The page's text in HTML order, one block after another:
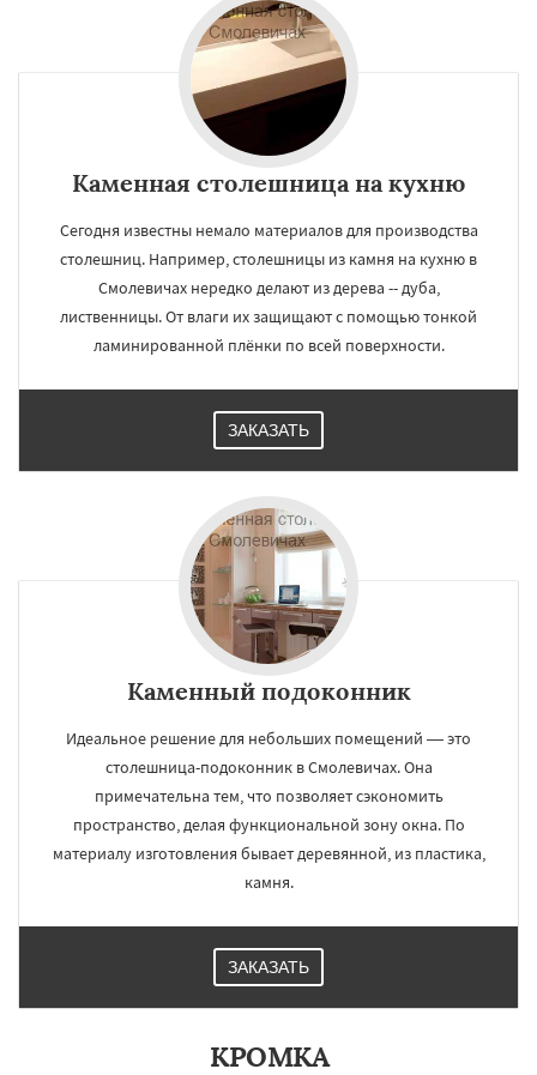
Каменная столешница на кухню
Сегодня известны немало материалов для производства
столешниц. Например, столешницы из камня на кухню в
Смолевичах нередко делают из дерева -- дуба,
лиственницы. От влаги их защищают с помощью тонкой
ламинированной плёнки по всей поверхности.
ЗАКАЗАТЬ
Каменный подоконник
Идеальное решение для небольших помещений — это
столешница-подоконник в Смолевичах. Она
примечательна тем, что позволяет сэкономить
пространство, делая функциональной зону окна. По
материалу изготовления бывает деревянной, из пластика,
камня.
ЗАКАЗАТЬ
КРОМКА